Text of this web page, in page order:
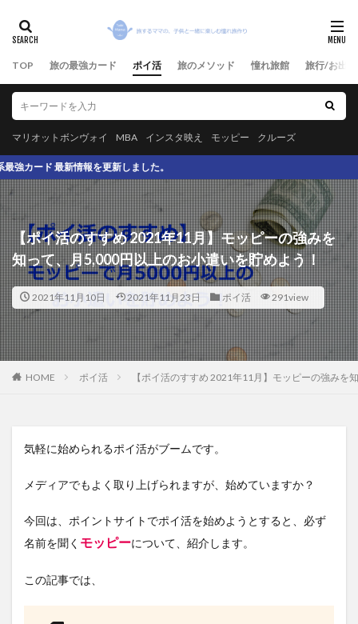
TOP 旅の最強カード ポイ活 旅のメソッド 憧れ旅館 旅行/お出
マリオットボンヴォイ MBA インスタ映え モッピー クルーズ
更新しました。
【ポイ活のすすめ 2021年11月】モッピーの強みを
知って、月5,000円以上のお小遣いを貯めよう！
2021年11月10日 2021年11月23日 ポイ活 291view
HOME ポイ活 【ポイ活のすすめ 2021年11月】モッピーの強み
気軽に始められるポイ活がブームです。
メディアでもよく取り上げられますが、始めていますか？
今回は、ポイントサイトでポイ活を始めようとすると、必ず
名前を聞く モッピーについて、紹介します。
この記事では、